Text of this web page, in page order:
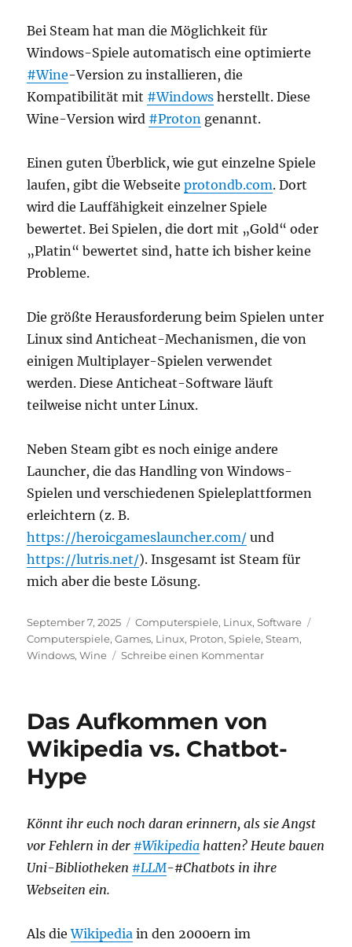
Bei Steam hat man die Möglichkeit für
Windows-Spiele automatisch eine optimierte
#Wine-Version zu installieren, die
Kompatibilität mit #Windows herstellt. Diese
Wine-Version wird #Proton genannt.
Einen guten Überblick, wie gut einzelne Spiele
laufen, gibt die Webseiteprotondb.com. Dort
wird die Lauffähigkeit einzelner Spiele
bewertet. Bei Spielen, die dort mit „Gold“ oder
„Platin“ bewertet sind, hatte ich bisher keine
Probleme.
Die größte Herausforderung beim Spielen unter
Linux sind Anticheat-Mechanismen, die von
einigen Multiplayer-Spielen verwendet
werden. Diese Anticheat-Software läuft
teilweise nicht unter Linux.
Neben Steam gibt es noch einige andere
Launcher, die das Handling von Windows-
Spielen und verschiedenen Spieleplattformen
erleichtern (z. B.
https://heroicgameslauncher.com/ und
https://lutris.net/). Insgesamt ist Steam für
mich aber die beste Lösung.
Veröffentlicht
am
September 7, 2025 Kategorien
Computerspiele, Linux,Software
Computerspiele,Games, Linux, Proton,Spiele,Steam,
Windows,Wine Schreibe einen Kommentarzu
Linux
Das Aufkommen von
Wikipedia vs. Chatbot-
Hype
Könnt ihr euch noch daran erinnern, als sie Angst
vor Fehlern in der #Wikipedia hatten? Heute bauen
Uni-Bibliotheken #LLM-#Chatbots in ihre
Webseiten ein.
Als dieWikipedia in den 2000ern im